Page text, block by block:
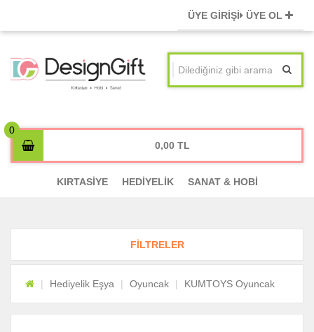
ÜYE GİRİŞİ ÜYE OL
0,00
KIRTASİYE HEDİYELİK SANAT & HOBİ
FİLTRELER
Hediyelik Eşya Oyuncak KUMTOYS Oyuncak